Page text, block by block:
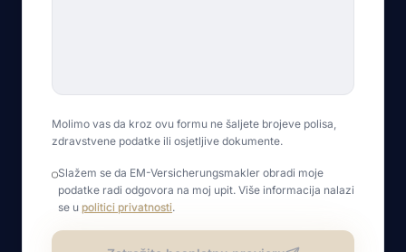
Molimo vas da kroz ovu formu ne šaljete brojeve polisa,
zdravstvene podatke ili osjetljive dokumente.
Slažem se da EM-Versicherungsmakler obradi moje
podatke radi odgovora na moj upit. Više informacija nalazi
se u politici privatnosti.